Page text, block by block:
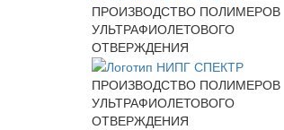
ПРОИЗВОДСТВО ПОЛИМЕРОВ
УЛЬТРАФИОЛЕТОВОГО
ОТВЕРЖДЕНИЯ
ПРОИЗВОДСТВО ПОЛИМЕРОВ
УЛЬТРАФИОЛЕТОВОГО
ОТВЕРЖДЕНИЯ